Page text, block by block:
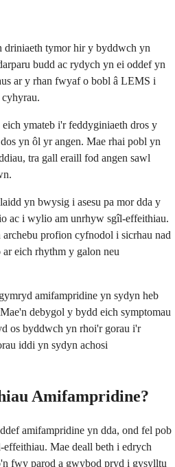
driniaeth tymor hir y byddwch yn
budd ac rydych yn ei oddef yn
ar y rhan fwyaf o bobl â LEMS i
ymateb i'r feddyginiaeth dros y
yn ôl yr angen. Mae rhai pobl yn
tra gall eraill fod angen sawl
yn bwysig i asesu pa mor dda y
ac i wylio am unrhyw sgîl-effeithiau.
profion cyfnodol i sicrhau nad
eich rhythm y galon neu
amifampridine yn sydyn heb
debygol y bydd eich symptomau
os byddwch yn rhoi'r gorau i'r
iddi yn sydyn achosi
Amifampridine?
amifampridine yn dda, ond fel pob
Mae deall beth i edrych
fwy parod a gwybod pryd i gysylltu